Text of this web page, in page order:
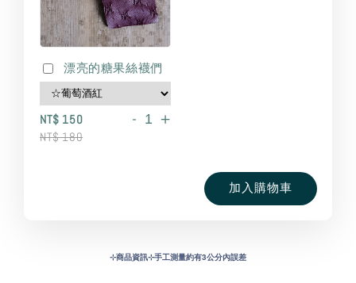
漂亮的糖果絲襪們
NT$ 150
NT$ 180
- +
加入購物車
⊹商品資訊⊹手工測量約有3公分內誤差